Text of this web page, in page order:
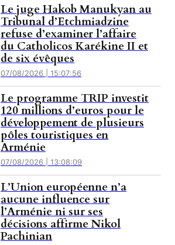
Le juge Hakob Manukyan au
Tribunal d’Etchmiadzine
refuse d’examiner l’affaire
du Catholicos Karékine II et
de six évêques
07/08/2026 | 15:07:56
Le programme TRIP investit
120 millions d’euros pour le
développement de plusieurs
pôles touristiques en
Arménie
07/08/2026 | 13:08:09
L’Union européenne n’a
aucune influence sur
l’Arménie ni sur ses
décisions affirme Nikol
Pachinian